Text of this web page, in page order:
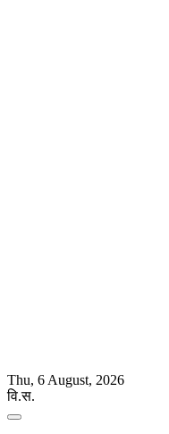
Thu, 6 August, 2026
वि.स.